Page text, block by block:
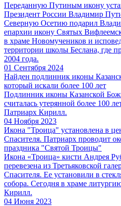
Переданную Путиным икону
Президент России Владимир
Северную Осетию подарил
епархии икону Святых
в храме Новомучеников и
территории школы Беслана, где
2004 года.
01 Сентября 2024
Найден подлинник иконы
который искали более 100 лет
Подлинник иконы Казанской
считалась утерянной более 100
Патриарх Кирилл.
04 Ноября 2023
Икона "Троица" установлена в
Спасителя. Патриарх проводит
праздника "Святой Троицы"
Икона «Троица» кисти Андрея
перевезена из Третьяковской
Спасителя. Ее установили в
собора. Сегодня в храме
Кирилл.
04 Июня 2023